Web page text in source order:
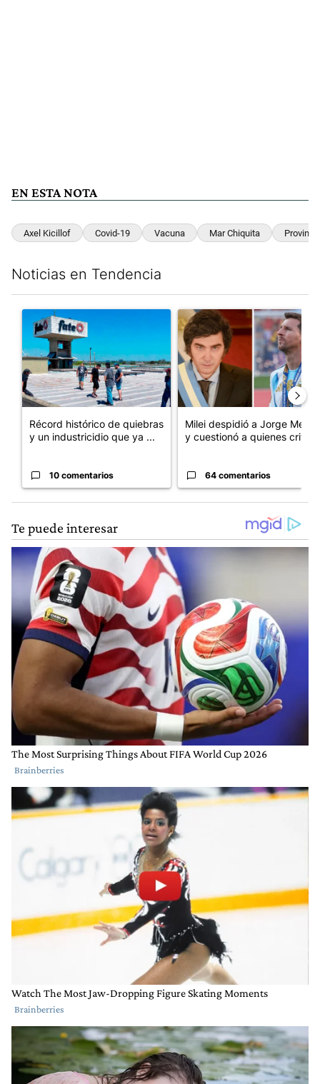
EN ESTA NOTA
Axel Kicillof Covid-19 Vacuna Mar Chiquita
Noticias en Tendencia
Un artículo de tendencia con el título "Récord histórico de
Récord histórico de quiebras
y un industricidio que ya ...
10 comentarios
Un artículo de tendencia con
Milei despidió a Jorge Messi
y cuestionó a quienes crit...
64 comentarios